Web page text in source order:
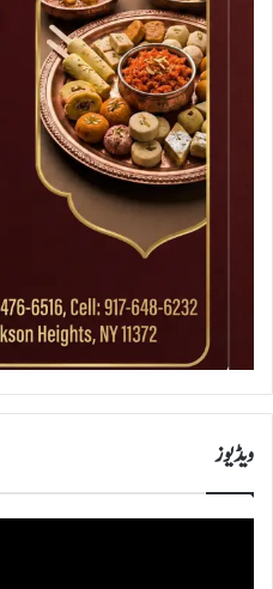
ویڈیوز